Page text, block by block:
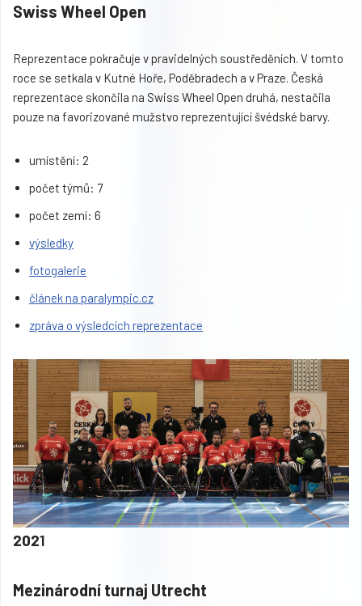
Swiss Wheel Open
Reprezentace pokračuje v pravidelných soustředěních. V tomto
roce se setkala v Kutné Hoře, Poděbradech a v Praze. Česká
reprezentace skončila na Swiss Wheel Open druhá, nestačila
pouze na favorizované mužstvo reprezentující švédské barvy.
umístění: 2
počet týmů: 7
počet zemí: 6
výsledky
fotogalerie
článek na paralympic.cz
zpráva o výsledcích reprezentace
2021
Mezinárodní turnaj Utrecht